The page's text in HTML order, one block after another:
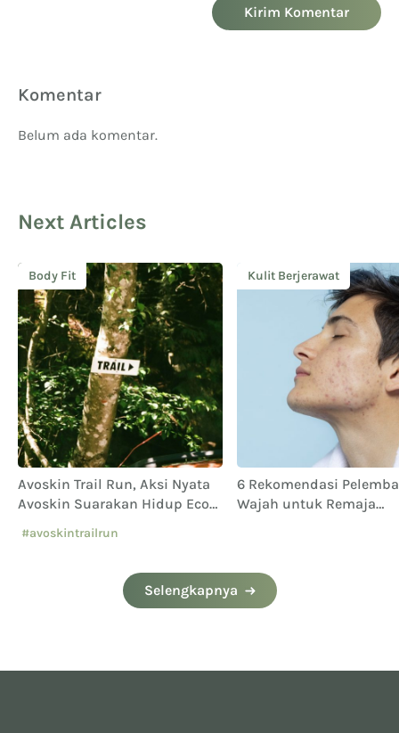
Kirim Komentar
Komentar
Belum ada komentar.
Next Articles
Body Fit
Avoskin Trail Run, Aksi Nyata
Avoskin Suarakan Hidup Eco
#avoskintrailrun
Kulit Berjerawat
6 Rekomendasi
Wajah untuk Remaja
Selengkapnya